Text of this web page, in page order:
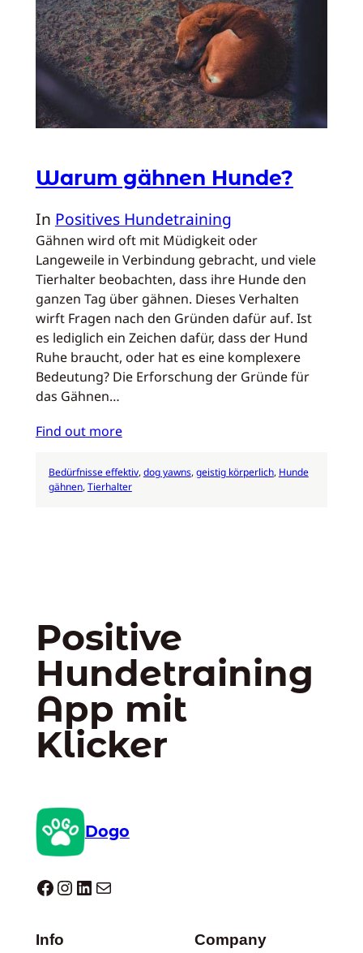
Warum gähnen Hunde?
In Positives Hundetraining
Gähnen wird oft mit Müdigkeit oder
Langeweile in Verbindung gebracht, und viele
Tierhalter beobachten, dass ihre Hunde den
ganzen Tag über gähnen. Dieses Verhalten
wirft Fragen nach den Gründen dafür auf. Ist
es lediglich ein Zeichen dafür, dass der Hund
Ruhe braucht, oder hat es eine komplexere
Bedeutung? Die Erforschung der Gründe für
das Gähnen…
Find out more
Bedürfnisse effektiv, dog yawns, geistig körperlich, Hunde
gähnen, Tierhalter
Positive
Hundetraining
App mit
Klicker
Dogo
Dogo facebook InstagramLinkedIn E-Mail
Info Company